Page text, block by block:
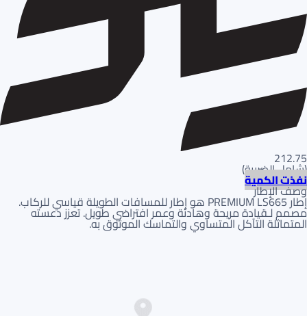
212.75
(شامل الضريبة)
نفذت الكمية
وصف الإطار
إطار PREMIUM LS665 هو إطار للمسافات الطويلة قياسي للركاب.
مصمم لـقيادة مريحة وهادئة وعمر افتراضي طويل. تعزز دعسته
المتماثلة التآكل المتساوي والتماسك الموثوق به.